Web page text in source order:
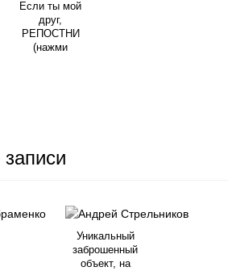
Если ты мой
друг,
РЕПОСТНИ
(нажми
Уникальный
заброшенный
объект, на